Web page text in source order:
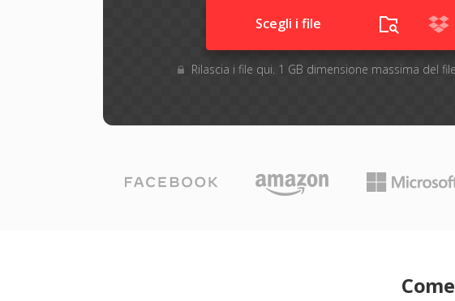
Scegli i file
Rilascia i file qui. 1 GB dimensione massima del